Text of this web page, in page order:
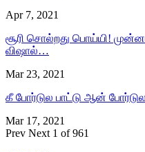
Apr 7, 2021
சூரி சொல்றது பொய்யி!
விஷால்…
Mar 23, 2021
கீ போர்டுல பாட்டு ஆன்
Mar 17, 2021
Prev Next 1 of 961